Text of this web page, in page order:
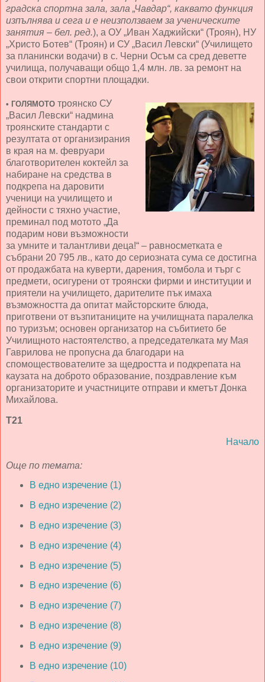
градска спортна зала, зала „Чавдар“, каквато функция
изпълнява и сега и е неизползваем за ученическите
занятия – бел. ред.), а ОУ „Иван Хаджийски“ (Троян), НУ
„Христо Ботев“ (Троян) и СУ „Васил Левски“ (Училището
за планински водачи) в с. Черни Осъм са сред деветте
училища, получаващи общо 1,4 млн. лв. за ремонт на
свои открити спортни площадки.
• ГОЛЯМОТО троянско СУ
„Васил Левски“ надмина
троянските стандарти с
резултата от организирания
в края на м. февруари
благотворителен коктейл за
набиране на средства в
подкрепа на даровити
ученици на училището и
дейности с тяхно участие,
преминал под мотото „Да
подарим нови възможности
за умните и талантливи деца!“ – равносметката е
събрани 20 795 лв., като до сериозната сума се достигна
от продажбата на куверти, дарения, томбола и търг с
предмети, осигурени от троянски фирми и институции и
приятели на училището, дарителите пък имаха
възможността да опитат майсторските блюда,
приготвени от възпитаниците на училищната паралелка
по туризъм; основен организатор на събитието бе
Училищното настоятелство, а председателката му Мая
Гаврилова не пропусна да благодари на
спомоществователите за щедростта и подкрепата на
каузата на доброто образование, поздравление към
организаторите и участниците отправи и кметът Донка
Михайлова.
Т21
Начало
Още по темата:
В едно изречение (1)
В едно изречение (2)
В едно изречение (3)
В едно изречение (4)
В едно изречение (5)
В едно изречение (6)
В едно изречение (7)
В едно изречение (8)
В едно изречение (9)
В едно изречение (10)